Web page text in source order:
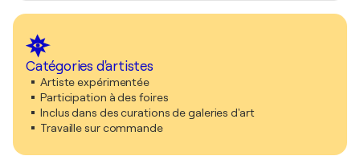
Catégories d'artistes
Artiste expérimentée
Participation à des foires
Inclus dans des curations de galeries d'art
Travaille sur commande